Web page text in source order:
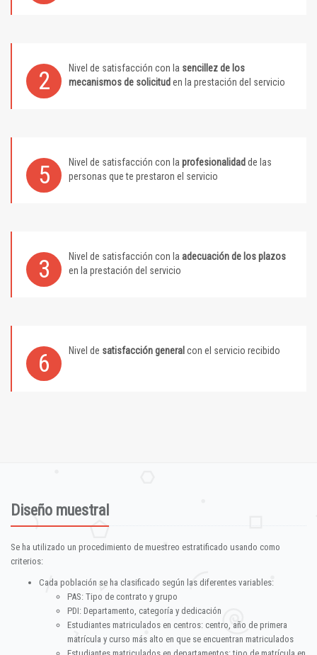
2 Nivel de satisfacción con la sencillez de los
mecanismos de solicitud en la prestación del servicio
5 Nivel de satisfacción con la profesionalidad de las
personas que te prestaron el servicio
3 Nivel de satisfacción con la adecuación de los plazos
en la prestación del servicio
6 Nivel de satisfacción general con el servicio recibido
Diseño muestral
Se ha utilizado un procedimiento de muestreo estratificado usando como
criterios:
Cada población se ha clasificado según las diferentes variables:
PAS: Tipo de contrato y grupo
PDI: Departamento, categoría y dedicación
Estudiantes matriculados en centros: centro, año de primera
matrícula y curso más alto en que se encuentran matriculados